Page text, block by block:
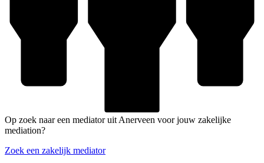
Op zoek naar een mediator uit Anerveen voor jouw zakelijke
mediation?
Zoek een zakelijk mediator